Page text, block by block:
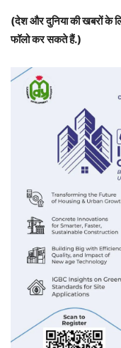
(देश और दुनिया की खबरों के
फॉलो कर सकते हैं.)